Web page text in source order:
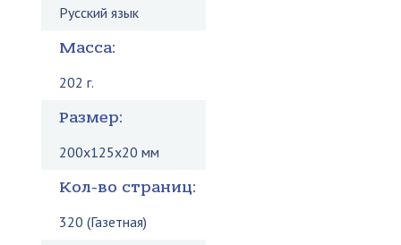
Русский язык
Масса:
202 г.
Размер:
200x125x20 мм
Кол-во страниц:
320 (Газетная)